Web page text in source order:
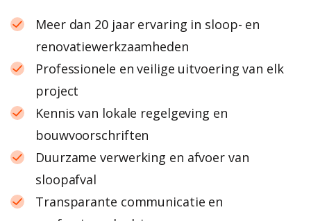
Meer dan 20 jaar ervaring in sloop- en
renovatiewerkzaamheden
Professionele en veilige uitvoering van elk
project
Kennis van lokale regelgeving en
bouwvoorschriften
Duurzame verwerking en afvoer van
sloopafval
Transparante communicatie en